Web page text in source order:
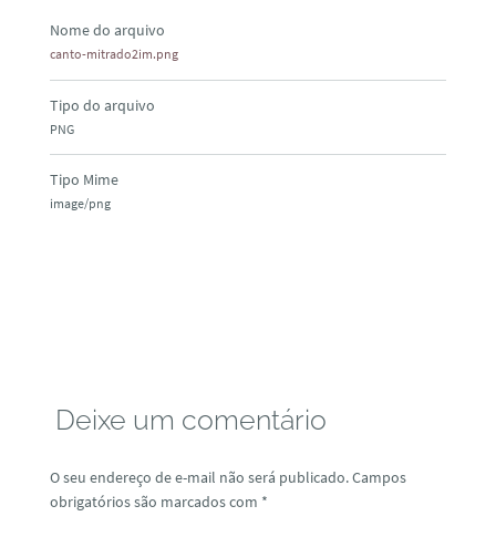
Nome do arquivo
canto-mitrado2im.png
Tipo do arquivo
PNG
Tipo Mime
image/png
Deixe um comentário
O seu endereço de e-mail não será publicado.Campos
obrigatórios são marcados com *